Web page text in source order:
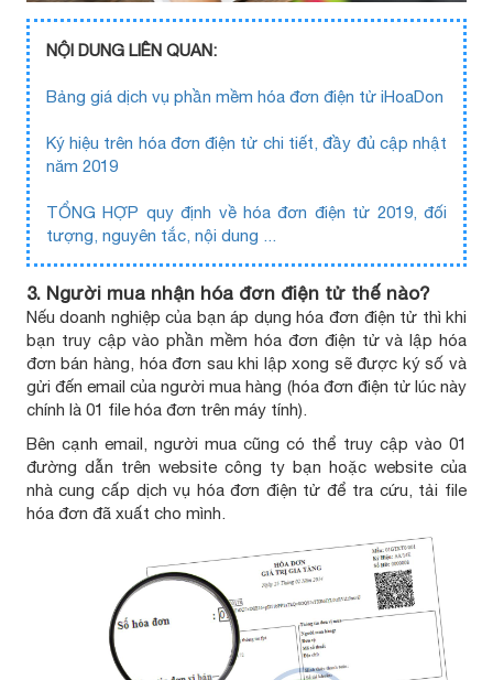
NỘI DUNG LIÊN QUAN:
Bảng giá dịch vụ phần mềm hóa đơn điện tử iHoaDon
Ký hiệu trên hóa đơn điện tử chi tiết, đầy đủ cập nhật
năm 2019
TỔNG HỢP quy định về hóa đơn điện tử 2019, đối
tượng, nguyên tắc, nội dung ...
3. Người mua nhận hóa đơn điện tử thế nào?
Nếu doanh nghiệp của bạn áp dụng hóa đơn điện tử thì khi
bạn truy cập vào phần mềm hóa đơn điện tử và lập hóa
đơn bán hàng, hóa đơn sau khi lập xong sẽ được ký số và
gửi đến email của người mua hàng (hóa đơn điện tử lúc này
chính là 01 file hóa đơn trên máy tính).
Bên cạnh email, người mua cũng có thể truy cập vào 01
đường dẫn trên website công ty bạn hoặc website của
nhà cung cấp dịch vụ hóa đơn điện tử để tra cứu, tải file
hóa đơn đã xuất cho mình.